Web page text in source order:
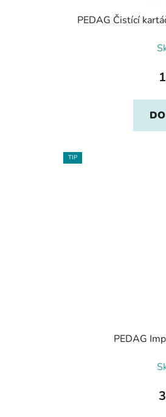
PEDAG Čistící
TIP
PEDAG